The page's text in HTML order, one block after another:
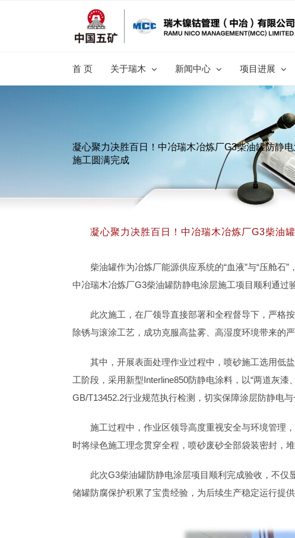
首 页 关于瑞木 新闻中心 项目进展
凝心聚力决胜百日！中冶瑞木冶炼厂G3柴油罐防静
施工圆满完成
凝心聚力决胜百日！中冶瑞木冶炼厂G3柴油
柴油罐作为冶炼厂能源供应系统的“血液”与“压舱石
中冶瑞木冶炼厂G3柴油罐防静电涂层施工项目顺利通过
此次施工，在厂领导直接部署和全程督导下，严格
除锈与滚涂工艺，成功克服高盐雾、高湿度环境带来的
其中，开展表面处理作业过程中，喷砂施工选用低
工阶段，采用新型Interline850防静电涂料，以“两道灰
GB/T13452.2行业规范执行检测，切实保障涂层防静电与
施工过程中，作业区领导高度重视安全与环境管理
时将绿色施工理念贯穿全程，喷砂废砂全部袋装密封，
此次G3柴油罐防静电涂层项目顺利完成验收，不
储罐防腐保护积累了宝贵经验，为后续生产稳定运行提